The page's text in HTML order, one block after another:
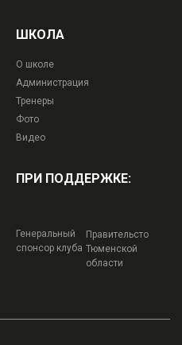
ШКОЛА
О школе
Администрация
Тренеры
Фото
Видео
ПРИ ПОДДЕРЖКЕ:
Генеральный
спонсор клуба
Правительсто
Тюменской
области